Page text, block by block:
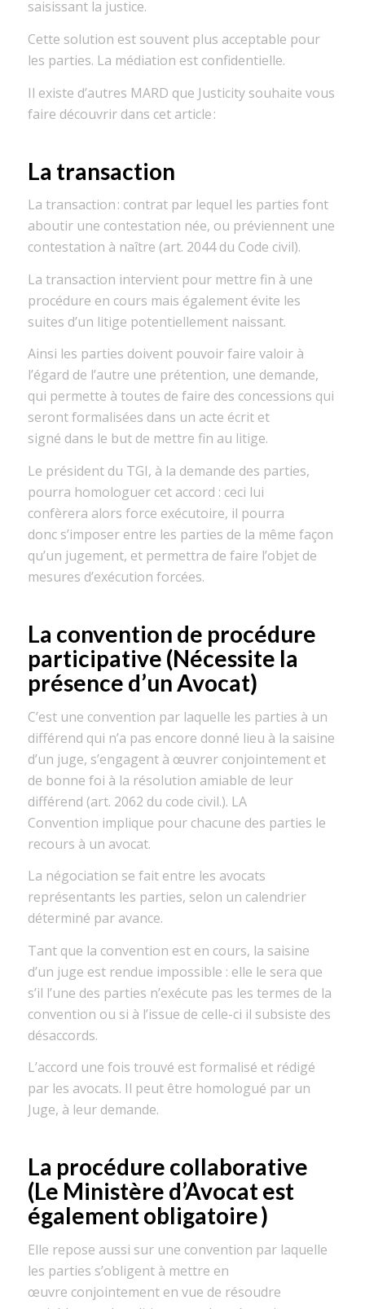
saisissant la justice.
Cette solution est souvent plus acceptable pour
les parties. La médiation est confidentielle.
Il existe d’autres MARD que Justicitysouhaite vous
faire découvrir dans cet article :
La transaction
La transaction: contrat par lequel les parties font
aboutir une contestation née, ou préviennent une
contestation à naître (art. 2044 du Code civil).
La transaction intervient pourmettre fin à une
procédure en cours mais également évite les
suites d’un litige potentiellement naissant.
Ainsi les parties doivent pouvoirfaire valoir à
l’égard de l’autre une prétention, une demande,
qui permette à toutes de faire des concessions qui
serontformalisées dans un acte écrit et
signé dans le but de mettre fin au litige.
Le président du TGI, à la demande des parties,
pourra homologuer cet accord : ceci lui
confèrera alors force exécutoire, il pourra
donc s’imposer entre les parties de la même façon
qu’un jugement, et permettra de faire l’objet de
mesures d’exécution forcées.
La convention de procédure
participative (Nécessite la
présence d’un Avocat)
C’est une convention par laquelle les parties à un
différend qui n’a pas encore donné lieu à la saisine
d’un juge, s’engagent à œuvrer conjointement et
de bonne foi à la résolution amiable de leur
différend (art. 2062 du code civil.). LA
Convention implique pour chacune des parties le
recours à un avocat.
La négociation se fait entre les avocats
représentants les parties, selon un calendrier
déterminé par avance.
Tant que la convention est en cours, la saisine
d’un juge estrendue impossible : elle le sera que
s’il l’une des parties n’exécute pas les termes de la
convention ou si à l’issue de celle-ci il subsiste des
désaccords.
L’accord une fois trouvé estformalisé et rédigé
par les avocats. Il peut être homologué par un
Juge, à leur demande.
La procédure collaborative
(Le Ministère d’Avocat est
égalementobligatoire)
Elle repose aussi sur une convention par laquelle
les parties s’obligent à mettre en
œuvre conjointement en vue de résoudre